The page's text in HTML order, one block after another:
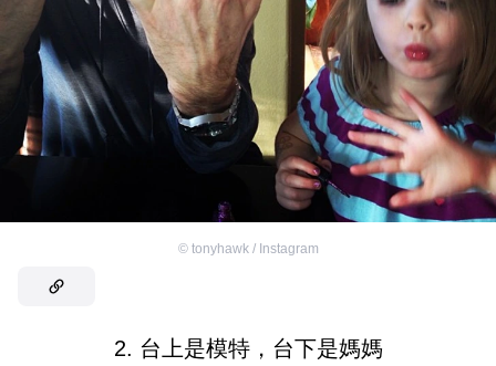
© tonyhawk / Instagram
2. 台上是模特，台下是媽媽